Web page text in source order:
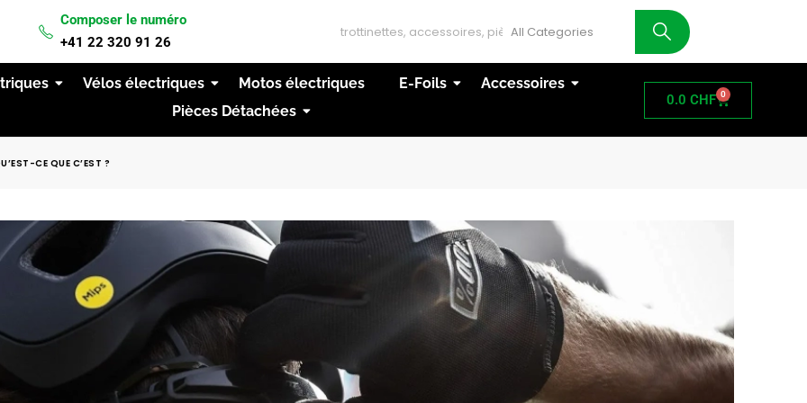
Composer le numéro
+41 22 320 91 26
Vélos électriques Motos électriques E-Foils
Accessoires
Pièces Détachées
0.0CHF 0
CE QUE C’EST ?
GRATUITE A PARTIR DE 200CHF D'ACHAT